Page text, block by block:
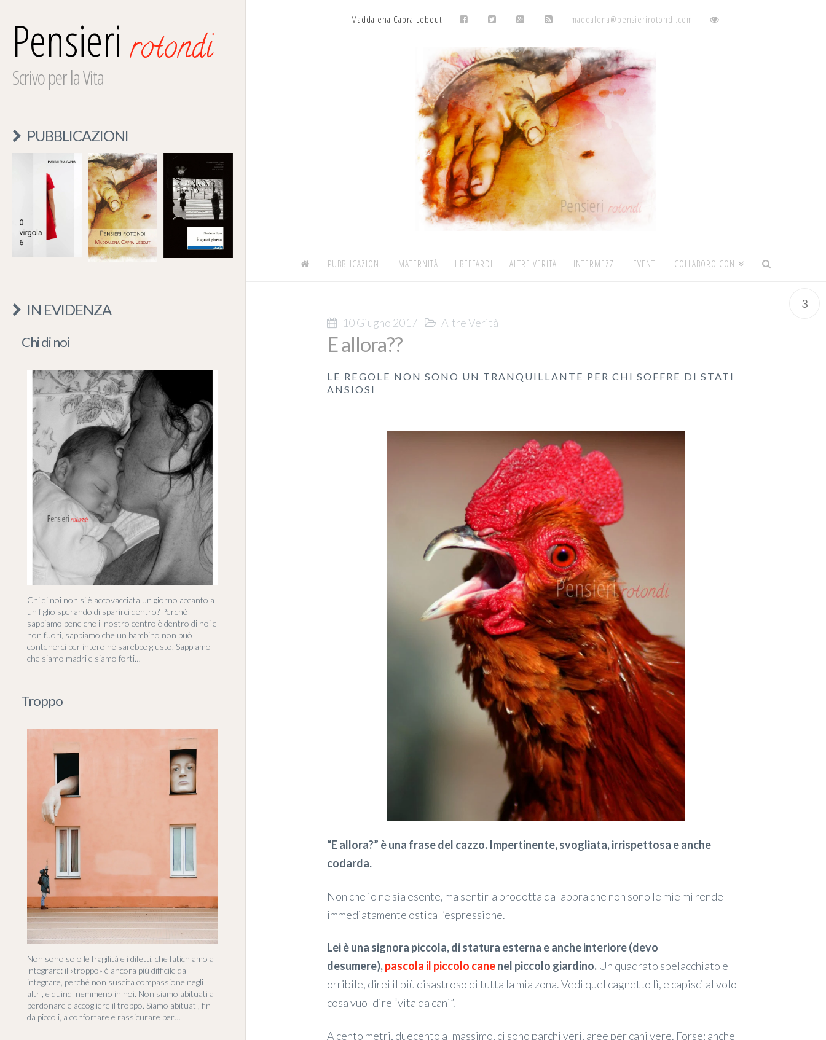
Maddalena Capra Lebout maddalena@pensierirotondi.com
PUBBLICAZIONI MATERNITÀ I BEFFARDI ALTRE VERITÀ INTERMEZZI EVENTI COLLABORO CON
3
10 Giugno 2017
Altre Verità
E allora??
LE REGOLE NON SONO UN TRANQUILLANTE PER CHI SOFFRE DI STATI
ANSIOSI
“E allora?” è una frase del cazzo. Impertinente, svogliata, irrispettosa e anche
codarda.
Non che io ne sia esente, ma sentirla prodotta da labbra che non sono le mie mi rende
immediatamente ostica l’espressione.
Lei è una signora piccola, di statura esterna e anche interiore (devo
desumere),pascola il piccolo canenel piccolo giardino. Un quadrato spelacchiato e
orribile, direi il più disastroso di tutta la mia zona. Vedi quel cagnetto lì, e capisci al volo
cosa vuol dire “vita da cani”.
A cento metri, duecento al massimo, ci sono parchi veri, aree per cani vere. Forse: anche
Pensieri rotondi
Scrivo per la Vita
PUBBLICAZIONI
IN EVIDENZA
Chi di noi
Chi di noi non si è accovacciata un giorno accanto a
un figlio sperando di sparirci dentro? Perché
sappiamo bene che il nostro centro è dentro di noi e
non fuori, sappiamo che un bambino non può
contenerci per intero né sarebbe giusto. Sappiamo
che siamo madri e siamo forti…
Troppo
Non sono solo le fragilità e i difetti, che fatichiamo a
integrare: il «troppo» è ancora più difficile da
integrare, perché non suscita compassione negli
altri, e quindi nemmeno in noi. Non siamo abituati a
perdonare e accogliere il troppo. Siamo abituati, fin
da piccoli, a confortare e rassicurare per…